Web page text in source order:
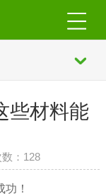
些材料能
：128
！